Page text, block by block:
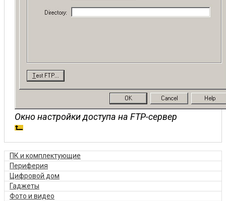
Окно настройки доступа на FTP-сервер
ПК и комплектующие
Периферия
Цифровой дом
Гаджеты
Фото и видео